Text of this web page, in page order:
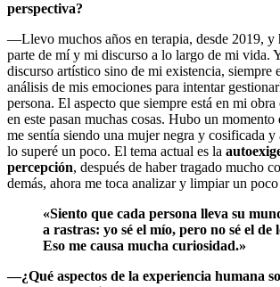
perspectiva?
—Llevo muchos años en terapia, desde 2019, y
parte de mí y mi discurso a lo largo de mi vida.
discurso artístico sino de mi existencia, siempre
análisis de mis emociones para intentar
persona. El aspecto que siempre está en mi
en este pasan muchas cosas. Hubo un
me sentía siendo una mujer negra y cosificada y
lo superé un poco. El tema actual es la
percepción, después de haber tragado mucho
demás, ahora me toca analizar y limpiar un poco
«Siento que cada persona lleva su
a rastras: yo sé el mío, pero no sé el de
Eso me causa mucha curiosidad.»
—¿Qué aspectos de la experiencia humana